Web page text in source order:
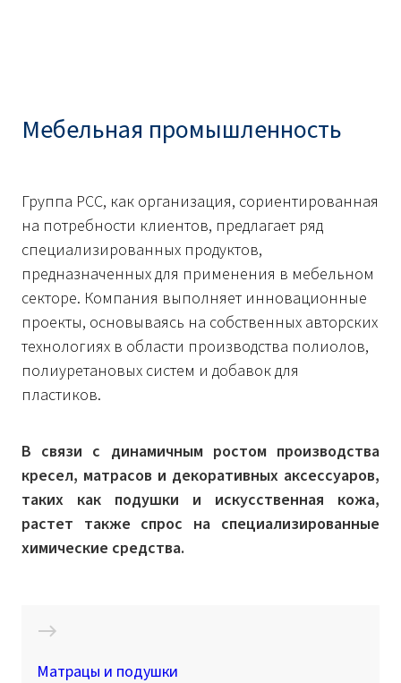
Мебельная промышленность
Группа РСС, как организация, сориентированная
на потребности клиентов, предлагает ряд
специализированных продуктов,
предназначенных для применения в мебельном
секторе. Компания выполняет инновационные
проекты, основываясь на собственных авторских
технологиях в области производства полиолов,
полиуретановых систем и добавок для
пластиков.
В связи с динамичным ростом производства
кресел, матрасов и декоративных аксессуаров,
таких как подушки и искусственная кожа,
растет также спрос на специализированные
химические средства.
Матрацы и подушки